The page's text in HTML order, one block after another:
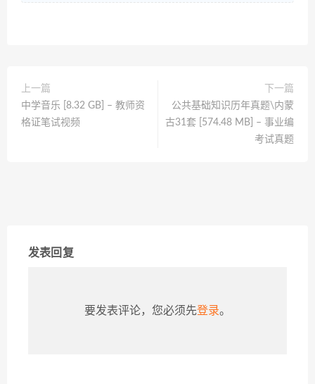
上一篇
中学音乐 [8.32 GB] – 教师资
格证笔试视频
下一篇
公共基础知识历年真题\内蒙
古31套 [574.48 MB] – 事业编
考试真题
发表回复
要发表评论，您必须先登录。